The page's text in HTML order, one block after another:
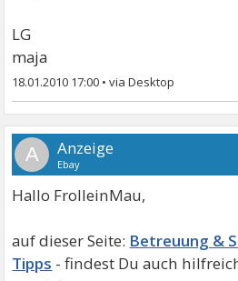
LG
maja
18.01.2010 17:00 •
A
Hallo FrolleinMau,
Betreuung &
Tipps